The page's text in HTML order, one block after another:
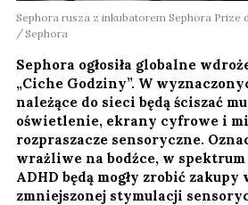
Sephora rusza z inkubatorem Sephora Prize
Sephora
Sephora ogłosiła globalne
„Ciche Godziny”. W
należące do sieci będą ściszać
oświetlenie, ekrany cyfrowe i
rozpraszacze sensoryczne.
wrażliwe na bodźce, w spektrum
ADHD będą mogły zrobić zakupy
zmniejszonej stymulacji